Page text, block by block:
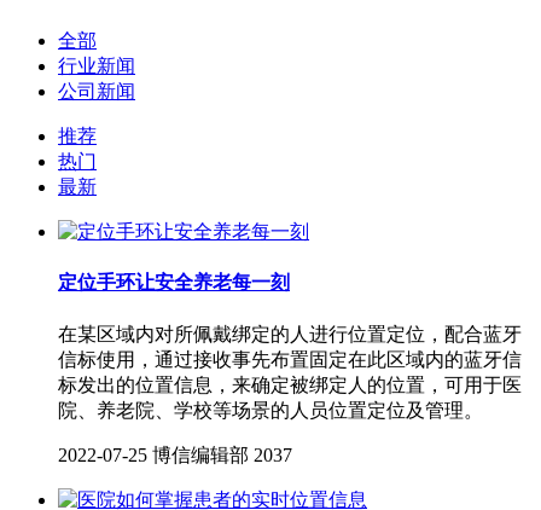
全部
行业新闻
公司新闻
推荐
热门
最新
定位手环让安全养老每一刻
在某区域内对所佩戴绑定的人进行位置定位，配合蓝牙
信标使用，通过接收事先布置固定在此区域内的蓝牙信
标发出的位置信息，来确定被绑定人的位置，可用于医
院、养老院、学校等场景的人员位置定位及管理。
2022-07-25 博信编辑部 2037